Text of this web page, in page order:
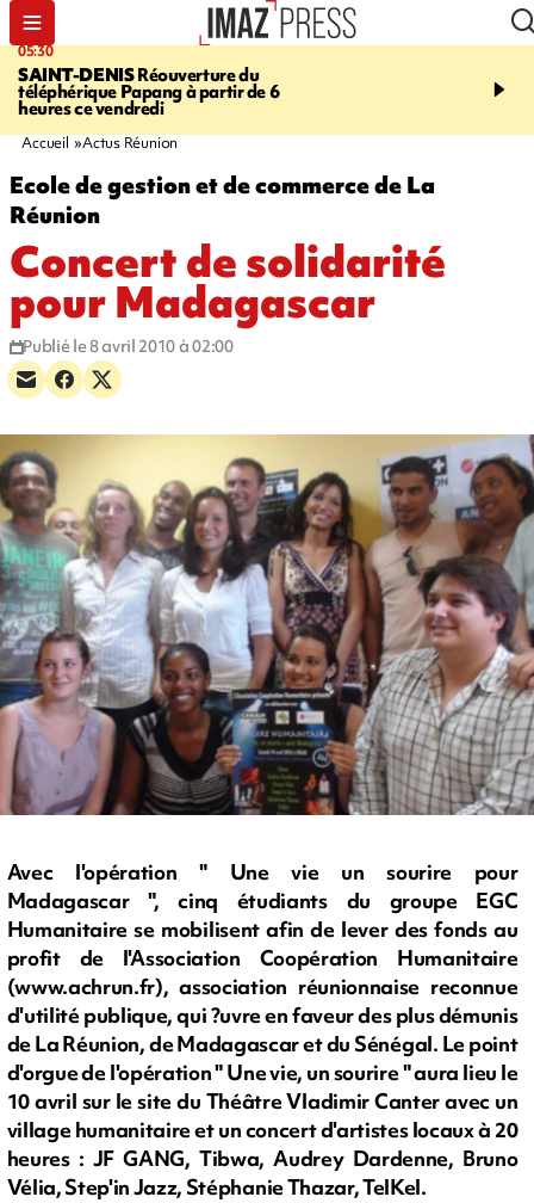
05:30
SAINT-DENISRéouverture du
téléphérique Papang à partir de 6
heures ce vendredi
07:00
Un vendredi
Accueil Actus Réunion
Ecole de gestion et de commerce de La
Réunion
Concert de solidarité
pour Madagascar
Publié le 8 avril 2010 à 02:00
Avec l'opération " Une vie un sourire pour
Madagascar ", cinq étudiants du groupe EGC
Humanitaire se mobilisent afin de lever des fonds au
profit de l'Association Coopération Humanitaire
(www.achrun.fr), association réunionnaise reconnue
d'utilité publique, qui ?uvre en faveur des plus démunis
de La Réunion, de Madagascar et du Sénégal. Le point
d'orgue de l'opération " Une vie, un sourire " aura lieu le
10 avril sur le site du Théâtre Vladimir Canter avec un
village humanitaire et un concert d'artistes locaux à 20
heures : JF GANG, Tibwa, Audrey Dardenne, Bruno
Vélia, Step'in Jazz, Stéphanie Thazar, TelKel.